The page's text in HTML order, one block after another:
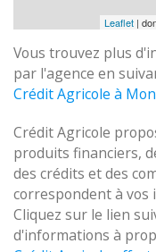
Leaflet |
Vous trouvez plus
par l'agence en
Crédit Agricole à
Crédit Agricole
produits financiers,
des crédits et des
correspondent à
Cliquez sur le lien
d'informations à